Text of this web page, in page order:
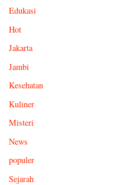
Edukasi
Hot
Jakarta
Jambi
Kesehatan
Kuliner
Misteri
News
populer
Sejarah